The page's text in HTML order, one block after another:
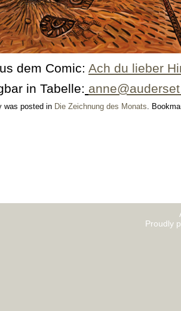
dem Comic: Ach du lieber
in Tabelle:
was posted in Die Zeichnung des Monats.
Proudly